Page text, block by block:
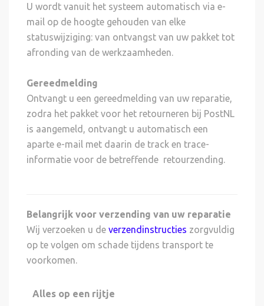
U wordt vanuit het systeem automatisch via e-
mail op de hoogte gehouden van elke
statuswijziging: van ontvangst van uw pakket tot
afronding van de werkzaamheden.
Gereedmelding
Ontvangt u een gereedmelding van uw reparatie,
zodra het pakket voor het retourneren bij PostNL
is aangemeld, ontvangt u automatisch een
aparte e-mail met daarin de track en trace-
informatie voor de betreffende retourzending.
Belangrijk voor verzending van uw reparatie
Wij verzoeken u de verzendinstructies zorgvuldig
op te volgen om schade tijdens transport te
voorkomen.
Alles op een rijtje